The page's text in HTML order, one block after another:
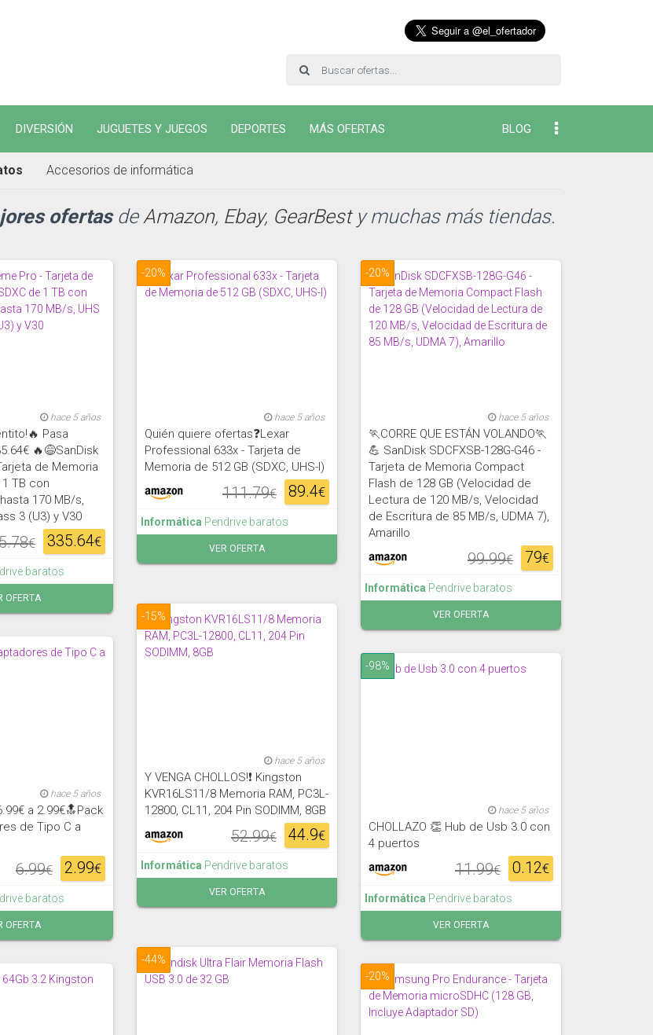
Accesorios de informática
DIVERSIÓN JUGUETES Y JUEGOS DEPORTES MÁS OFERTAS BLOG
ofertasdeAmazon, Ebay, GearBesty muchas más tiendas.
hace 5 años
Pasa
🔥😅SanDisk
de Memoria
TB con
170 MB/s,
3 (U3) y V30
335.64€
€
baratos
OFERTA
-20%
hace 5 años
Quién quiere ofertas❓Lexar
Professional 633x - Tarjeta de
Memoria de 512 GB (SDXC, UHS-I)
89.4€
111.79€
Informática Pendrive baratos
VER OFERTA
-20%
hace 5 años
🏃CORRE QUE ESTÁN VOLANDO🏃
💪 SanDisk SDCFXSB-128G-G46 -
Tarjeta de Memoria Compact
Flash de 128 GB (Velocidad de
Lectura de 120 MB/s, Velocidad
de Escritura de 85 MB/s, UDMA 7),
Amarillo
79€
99.99€
Informática Pendrive baratos
VER OFERTA
-15%
hace 5 años
Y VENGA CHOLLOS!❗ Kingston
KVR16LS11/8 Memoria RAM, PC3L-
12800, CL11, 204 Pin SODIMM, 8GB
44.9€
52.99€
Informática Pendrive baratos
VER OFERTA
hace 5 años
a 2.99€🔝Pack
de Tipo C a
2.99€
6.99€
baratos
OFERTA
-98%
hace 5 años
CHOLLAZO 👏 Hub de Usb 3.0 con
4 puertos
0.12€
11.99€
Informática Pendrive baratos
VER OFERTA
-44%
-20%